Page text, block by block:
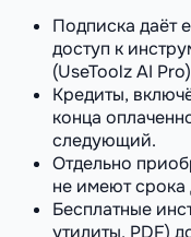
Подписка даёт
доступ к
(UseToolz AI
Кредиты,
конца
следующий.
Отдельно
не имеют срока
Бесплатные
утилиты, PDF)